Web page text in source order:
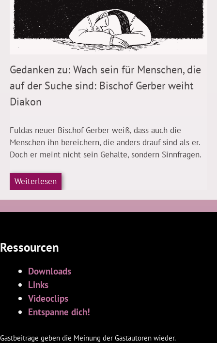
Gedanken zu: Wach sein für Menschen, die
auf der Suche sind: Bischof Gerber weiht
Diakon
Fuldas neuer Bischof Gerber weiß, dass auch die
Menschen ihn bereichern, die anders drauf sind als er.
Doch er meint nicht sein Gehalte, sondern Sinnfragen.
Weiterlesen
Ressourcen
Downloads
Links
Videoclips
Entspanne dich!
Gastbeiträge geben die Meinung der Gastautoren wieder.